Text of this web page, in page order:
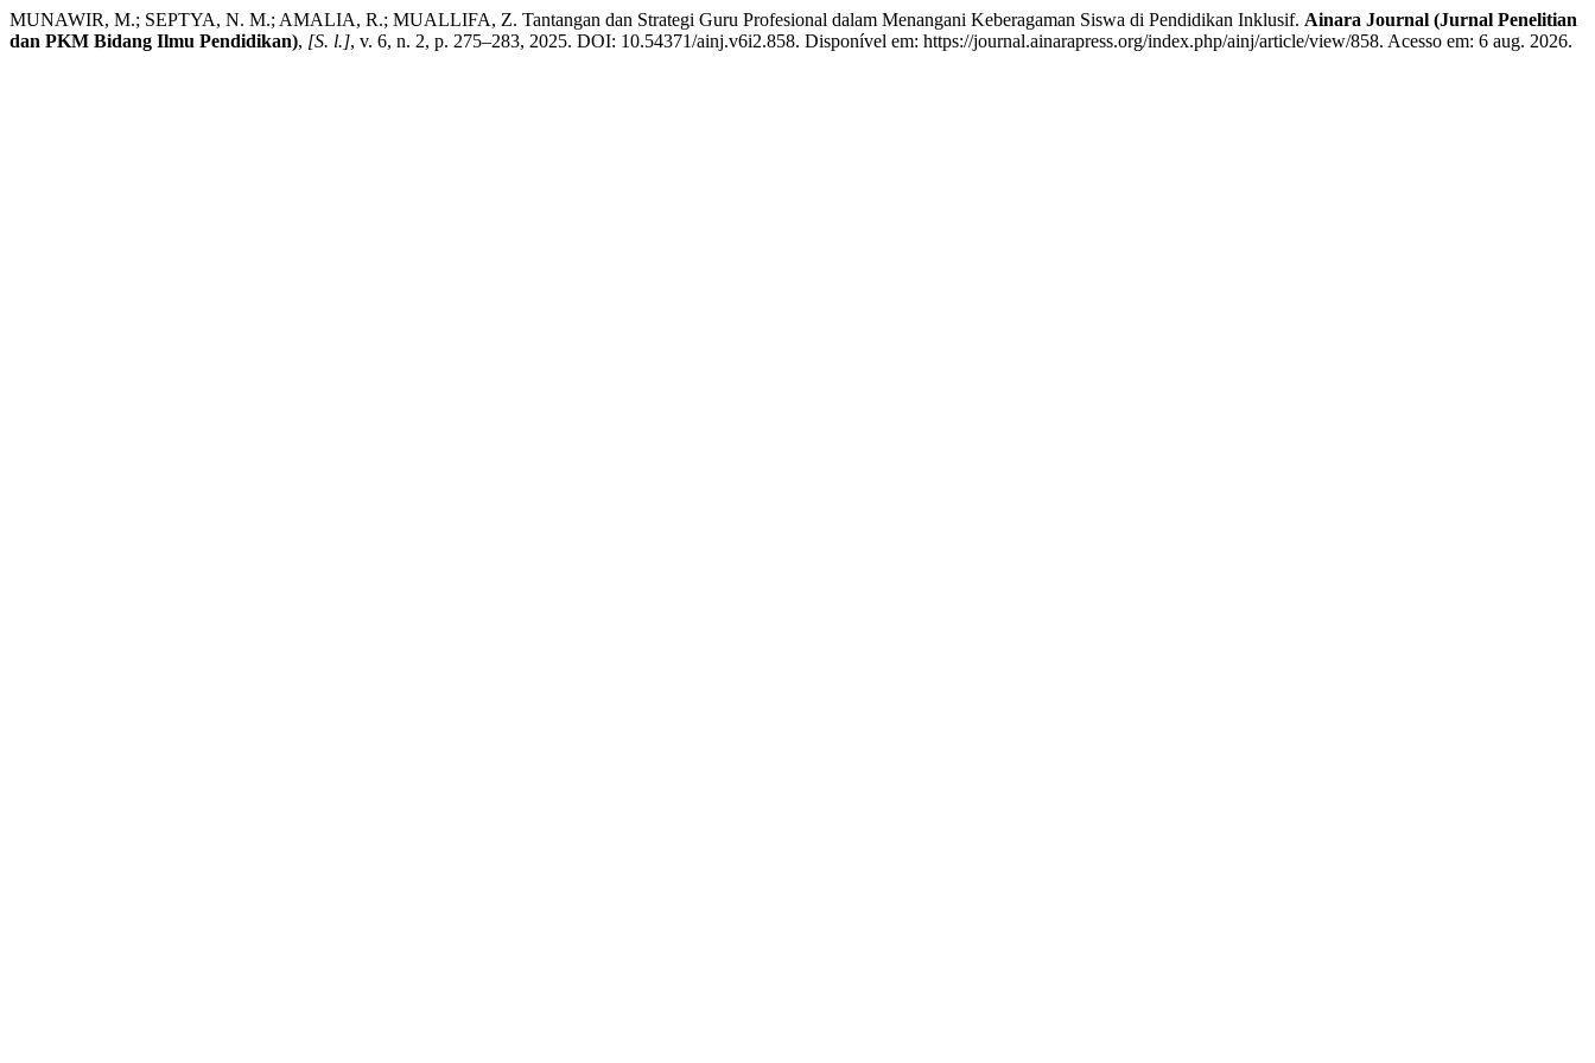
MUNAWIR, M.; SEPTYA, N. M.; AMALIA, R.; MUALLIFA, Z. Tantangan dan Strategi Guru Profesional dalam Menangani Keberagaman Siswa di Pendidikan Inklusif. Ainara Journal (Jurnal Penelitian
dan PKM Bidang Ilmu Pendidikan), [S. l.], v. 6, n. 2, p. 275–283, 2025. DOI: 10.54371/ainj.v6i2.858. Disponível em: https://journal.ainarapress.org/index.php/ainj/article/view/858. Acesso em: 6 aug. 2026.